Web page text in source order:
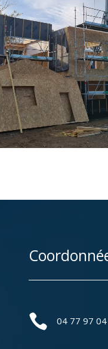
 04 77 97